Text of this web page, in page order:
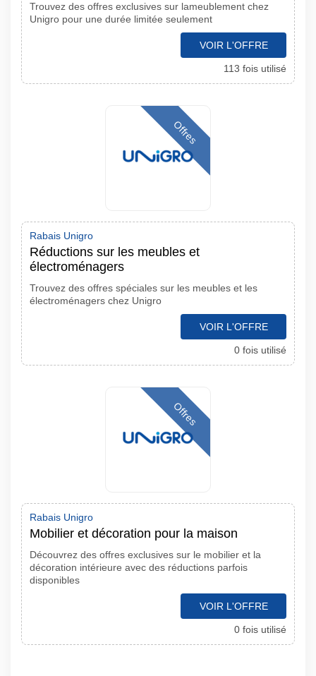
Trouvez des offres exclusives sur lameublement chez
Unigro pour une durée limitée seulement
VOIR L'OFFRE
113 fois utilisé
Offres
Rabais Unigro
Réductions sur les meubles et
électroménagers
Trouvez des offres spéciales sur les meubles et les
électroménagers chez Unigro
VOIR L'OFFRE
0 fois utilisé
Offres
Rabais Unigro
Mobilier et décoration pour la maison
Découvrez des offres exclusives sur le mobilier et la
décoration intérieure avec des réductions parfois
disponibles
VOIR L'OFFRE
0 fois utilisé